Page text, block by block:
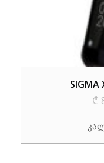
SIGMA
₾